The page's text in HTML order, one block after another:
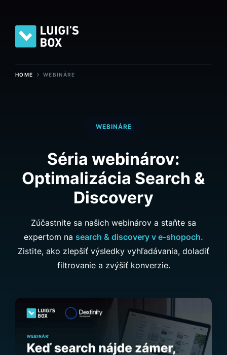
HOME ›WEBINÁRE
WEBINÁRE
Séria webinárov:
Optimalizácia Search &
Discovery
Zúčastnite sa našich webinárov a staňte sa
expertom na search & discovery v e-shopoch.
Zistite, ako zlepšiť výsledky vyhľadávania, doladiť
filtrovanie a zvýšiť konverzie.